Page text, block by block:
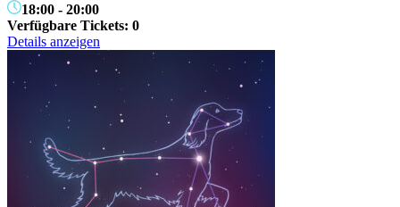
18:00 - 20:00
Verfügbare Tickets: 0
Details anzeigen